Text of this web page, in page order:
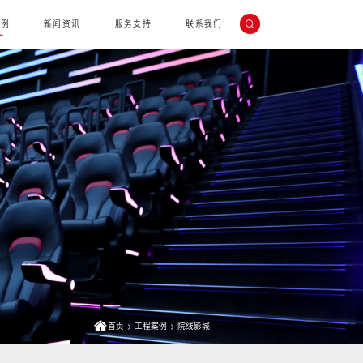
新闻资讯 服务支持 联系我们
首页 > 工程案例 > 院线影城